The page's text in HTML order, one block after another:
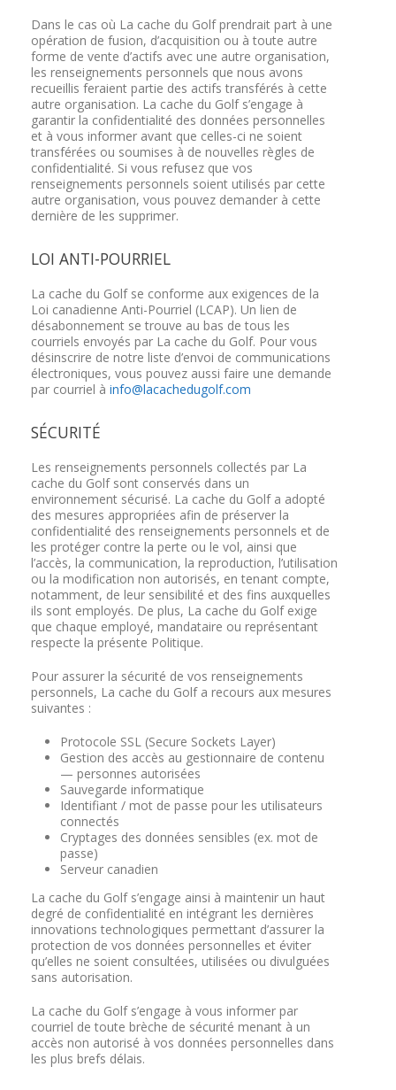
Dans le cas où La cache du Golf prendrait part à une
opération de fusion, d’acquisition ou à toute autre
forme de vente d’actifs avec une autre organisation,
les renseignements personnels que nous avons
recueillis feraient partie des actifs transférés à cette
autre organisation. La cache du Golf s’engage à
garantir la confidentialité des données personnelles
et à vous informer avant que celles-ci ne soient
transférées ou soumises à de nouvelles règles de
confidentialité. Si vous refusez que vos
renseignements personnels soient utilisés par cette
autre organisation, vous pouvez demander à cette
dernière de les supprimer.
LOI ANTI-POURRIEL
La cache du Golf se conforme aux exigences de la
Loi canadienne Anti-Pourriel (LCAP). Un lien de
désabonnement se trouve au bas de tous les
courriels envoyés par La cache du Golf. Pour vous
désinscrire de notre liste d’envoi de communications
électroniques, vous pouvez aussi faire une demande
par courriel à info@lacachedugolf.com
SÉCURITÉ
Les renseignements personnels collectés par La
cache du Golf sont conservés dans un
environnement sécurisé. La cache du Golf a adopté
des mesures appropriées afin de préserver la
confidentialité des renseignements personnels et de
les protéger contre la perte ou le vol, ainsi que
l’accès, la communication, la reproduction, l’utilisation
ou la modification non autorisés, en tenant compte,
notamment, de leur sensibilité et des fins auxquelles
ils sont employés. De plus, La cache du Golf exige
que chaque employé, mandataire ou représentant
respecte la présente Politique.
Pour assurer la sécurité de vos renseignements
personnels, La cache du Golf a recours aux mesures
suivantes :
Protocole SSL (Secure Sockets Layer)
Gestion des accès au gestionnaire de contenu
— personnes autorisées
Sauvegarde informatique
Identifiant / mot de passe pour les utilisateurs
connectés
Cryptages des données sensibles (ex. mot de
passe)
Serveur canadien
La cache du Golf s’engage ainsi à maintenir un haut
degré de confidentialité en intégrant les dernières
innovations technologiques permettant d’assurer la
protection de vos données personnelles et éviter
qu’elles ne soient consultées, utilisées ou divulguées
sans autorisation.
La cache du Golf s’engage à vous informer par
courriel de toute brèche de sécurité menant à un
accès non autorisé à vos données personnelles dans
les plus brefs délais.